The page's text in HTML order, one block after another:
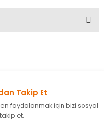
görüntülenemiyor.
bulunuyor.
Takip Et
faydalanmak için bizi sosyal
et.